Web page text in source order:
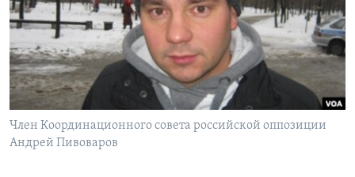
Learning English
СОЦИАЛЬНЫЕ СЕТИ
Языки
Член Координационного совета российской оппозиции
Андрей Пивоваров